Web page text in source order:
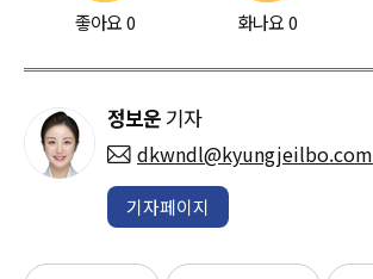
좋아요0 화나요0
정보운 기자
dkwndl@kyungjeilbo.com
기자페이지